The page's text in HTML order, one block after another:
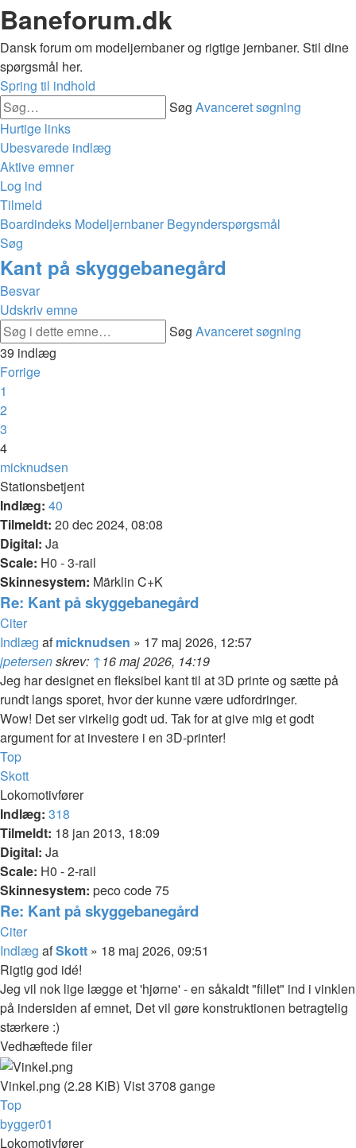
Baneforum.dk
Dansk forum om modeljernbaner og rigtige jernbaner. Stil dine
spørgsmål her.
Spring til indhold
Søg Avanceret søgning
Hurtige links
Ubesvarede indlæg
Aktive emner
Log ind
Tilmeld
Boardindeks Modeljernbaner Begynderspørgsmål
Søg
Kant på skyggebanegård
Besvar
Udskriv emne
Søg Avanceret søgning
39 indlæg
Forrige
1
2
3
4
micknudsen
Stationsbetjent
Indlæg: 40
Tilmeldt: 20 dec 2024, 08:08
Digital: Ja
Scale: H0 - 3-rail
Skinnesystem: Märklin C+K
Re: Kant på skyggebanegård
Citer
Indlæg afmicknudsen » 17 maj 2026, 12:57
jpetersenskrev: ↑16 maj 2026, 14:19
Jeg har designet en fleksibel kant til at 3D printe og sætte på
rundt langs sporet, hvor der kunne være udfordringer.
Wow! Det ser virkelig godt ud. Tak for at give mig et godt
argument for at investere i en 3D-printer!
Top
Skott
Lokomotivfører
Indlæg: 318
Tilmeldt: 18 jan 2013, 18:09
Digital: Ja
Scale: H0 - 2-rail
Skinnesystem: peco code 75
Re: Kant på skyggebanegård
Citer
Indlæg afSkott » 18 maj 2026, 09:51
Rigtig god idé!
Jeg vil nok lige lægge et 'hjørne' - en såkaldt "fillet" ind i vinklen
på indersiden af emnet, Det vil gøre konstruktionen betragtelig
stærkere :)
Vedhæftede filer
Vinkel.png (2.28 KiB) Vist 3708 gange
Top
bygger01
Lokomotivfører